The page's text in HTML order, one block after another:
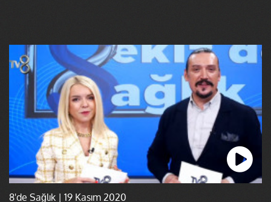
8'de Sağlık | 19 Kasım 2020